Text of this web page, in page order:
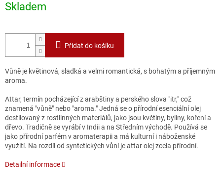
cena:
Skladem
Přidat do košíku
Vůně je květinová, sladká a velmi romantická, s bohatým a příjemným
aroma.
Attar, termín pocházející z arabštiny a perského slova "itr," což
znamená "vůně" nebo "aroma." Jedná se o přírodní esenciální olej
destilovaný z rostlinných materiálů, jako jsou květiny, byliny, koření a
dřevo. Tradičně se vyrábí v Indii a na Středním východě. Používá se
jako přírodní parfém v aromaterapii a má kulturní i náboženské
využití. Na rozdíl od syntetických vůní je attar olej zcela přírodní.
Detailní informace